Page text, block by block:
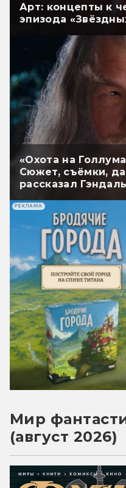
Арт: концепты к
эпизода
«Охота на
Сюжет, съёмки,
рассказал
РЕКЛАМА
Мир
(август 2026)